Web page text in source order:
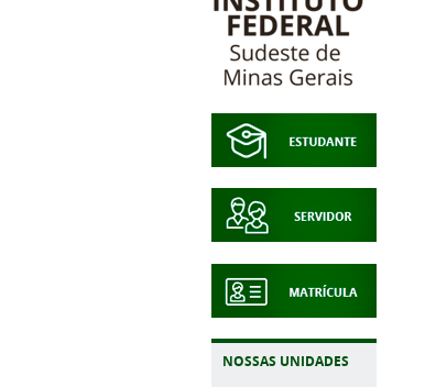
NOSSAS UNIDADES